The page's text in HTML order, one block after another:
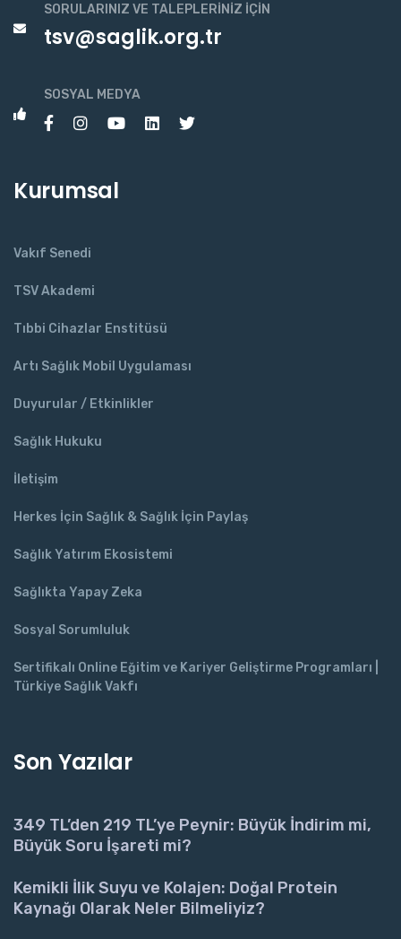
SORULARINIZ VE TALEPLERINIZ İÇIN
tsv@saglik.org.tr
SOSYAL MEDYA
Kurumsal
Vakıf Senedi
TSV Akademi
Tıbbi Cihazlar Enstitüsü
Artı Sağlık Mobil Uygulaması
Duyurular / Etkinlikler
Sağlık Hukuku
İletişim
Herkes İçin Sağlık & Sağlık İçin Paylaş
Sağlık Yatırım Ekosistemi
Sağlıkta Yapay Zeka
Sosyal Sorumluluk
Sertifikalı Online Eğitim ve Kariyer Geliştirme Programları |
Türkiye Sağlık Vakfı
Son Yazılar
349 TL’den 219 TL’ye Peynir: Büyük İndirim mi,
Büyük Soru İşareti mi?
Kemikli İlik Suyu ve Kolajen: Doğal Protein
Kaynağı Olarak Neler Bilmeliyiz?